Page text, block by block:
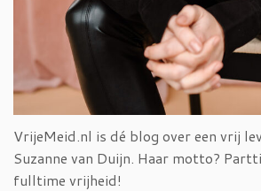
VrijeMeid.nl is dé blog over een vrij
Suzanne van Duijn. Haar motto?
fulltime vrijheid!